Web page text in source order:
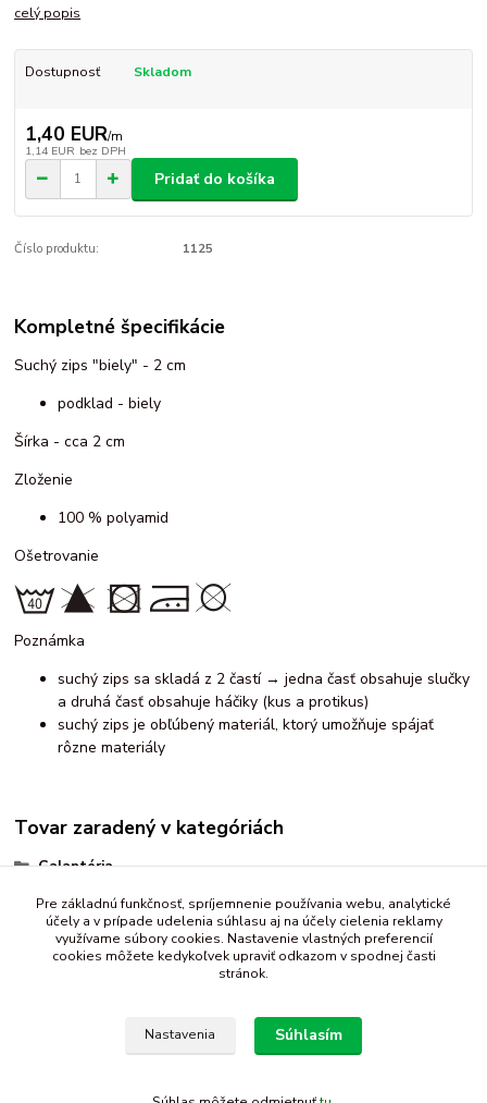
celý popis
Dostupnosť Skladom
1,40 EUR/m
1,14 EUR bez DPH
Pridať do košíka
Číslo produktu: 1125
Kompletné špecifikácie
Suchý zips "biely" - 2 cm
podklad - biely
Šírka - cca 2 cm
Zloženie
100 % polyamid
Ošetrovanie
Poznámka
suchý zips sa skladá z 2 častí → jedna časť obsahuje slučky
a druhá časť obsahuje háčiky (kus a protikus)
suchý zips je obľúbený materiál, ktorý umožňuje spájať
rôzne materiály
Tovar zaradený v kategóriách
Galantéria
suchý zips
biely
Pre základnú funkčnosť, spríjemnenie používania webu, analytické
účely a v prípade udelenia súhlasu aj na účely cielenia reklamy
využívame súbory cookies. Nastavenie vlastných preferencií
cookies môžete kedykoľvek upraviť odkazom v spodnej časti
stránok.
Nastavenia Súhlasím